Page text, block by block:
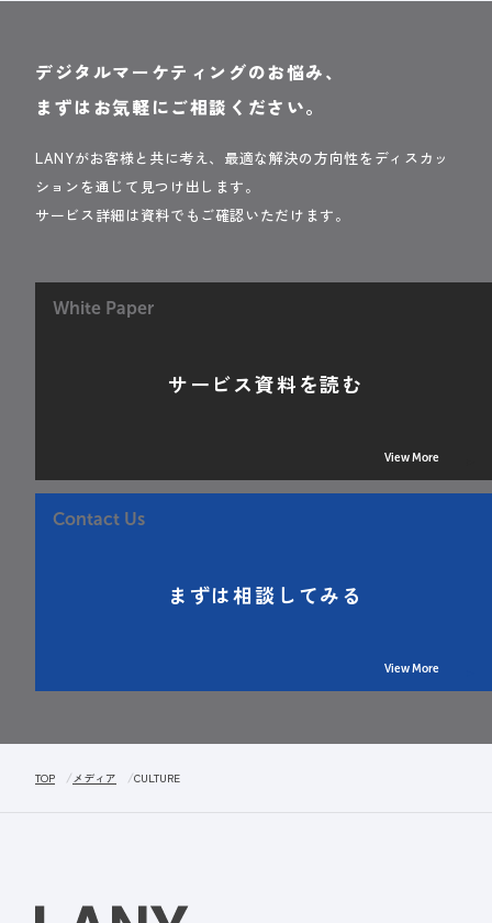
デジタルマーケティングのお悩み、
まずはお気軽にご相談ください。
LANYがお客様と共に考え、最適な解決の方向性をディスカッ
ションを通じて見つけ出します。
サービス詳細は資料でもご確認いただけます。
White Paper
サービス資料を読む
View More
Contact Us
まずは相談してみる
View More
TOP メディア CULTURE